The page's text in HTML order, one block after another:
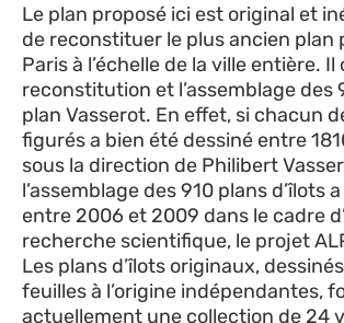
Le plan proposé ici est original et
de reconstituer le plus ancien plan
Paris à l’échelle de la ville entière.
reconstitution et l’assemblage des
plan Vasserot. En effet, si chacun
figurés a bien été dessiné entre
sous la direction de Philibert
l’assemblage des 910 plans d’îlots
entre 2006 et 2009 dans le cadre
recherche scientifique, le projet
Les plans d’îlots originaux,
feuilles à l’origine indépendantes,
actuellement une collection de 24